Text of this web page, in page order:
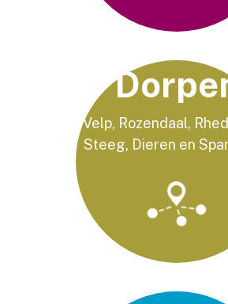
Velp, Rozendaal,
Steeg, Dieren en